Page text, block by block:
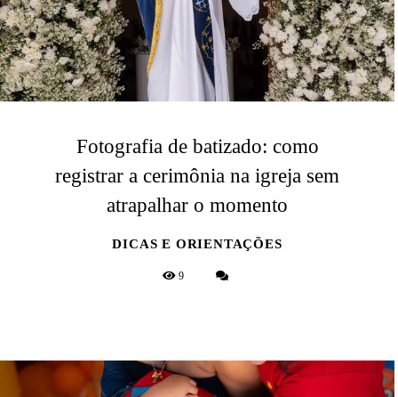
Fotografia de batizado: como
registrar a cerimônia na igreja sem
atrapalhar o momento
DICAS E ORIENTAÇÕES
9